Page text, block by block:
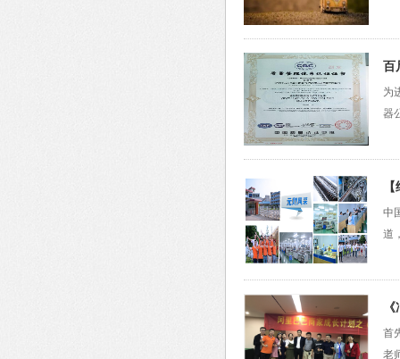
百
为
器
中
道
首
老